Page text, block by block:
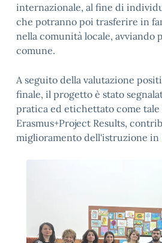
internazionale, al fine di
che potranno poi trasferire in
nella comunità locale, avviando
comune.
A seguito della valutazione
finale, il progetto è stato
pratica ed etichettato come tale
Erasmus+Project Results,
miglioramento dell'istruzione in